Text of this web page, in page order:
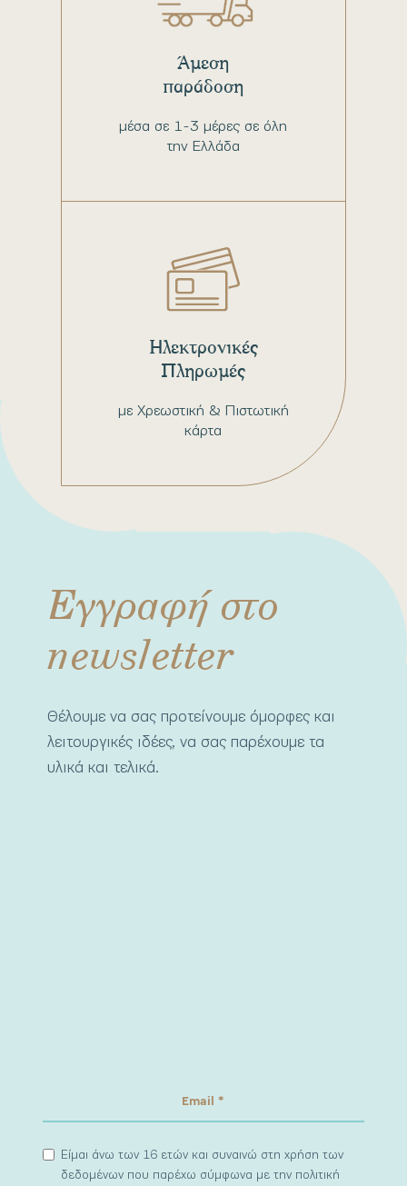
μέσα σε 1-3 μέρες σε όλη
την Ελλάδα
Άμεση
παράδοση
με Χρεωστική & Πιστωτική
κάρτα
Ηλεκτρονικές
Πληρωμές
Εγγραφή στο
newsletter
Θέλουμε να σας προτείνουμε όμορφες και
λειτουργικές ιδέες, να σας παρέχουμε τα
υλικά και τελικά.
Είμαι άνω των 16 ετών και συναινώ στη χρήση των
δεδομένων που παρέχω σύμφωνα με την πολιτική